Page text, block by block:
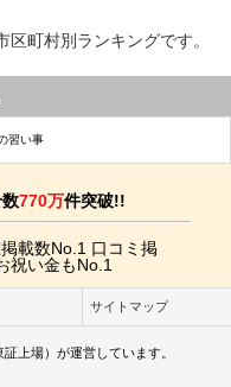
町村別ランキングです。
習い事
770万件突破!!
サイトマップ
上場）が運営しています。